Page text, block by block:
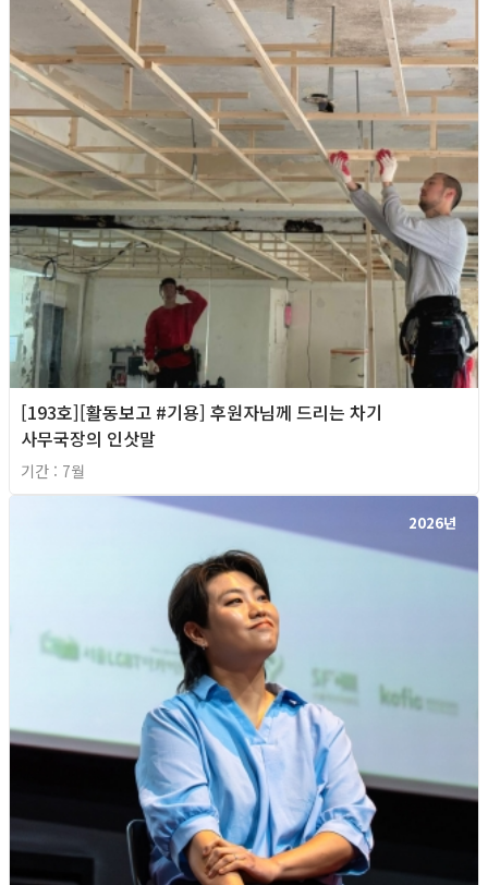
[193호][활동보고 #기용] 후원자님께 드리는 차기
사무국장의 인삿말
기간 : 7월
2026년